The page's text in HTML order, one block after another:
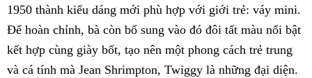
1950 thành kiểu dáng mới phù hợp với giới trẻ: váy mini.
Để hoàn chỉnh, bà còn bổ sung vào đó đôi tất màu nổi bật
kết hợp cùng giày bốt, tạo nên một phong cách trẻ trung
và cá tính mà Jean Shrimpton, Twiggy là những đại diện.